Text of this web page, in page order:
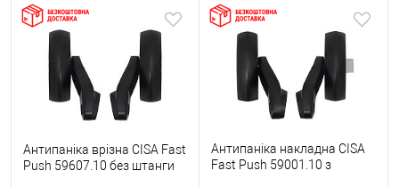
Антипаніка врізна CISA Fast
Push 59607.10 без штанги
Антипаніка накладна CISA
Fast Push 59001.10 з